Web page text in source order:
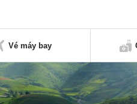
Vé máy bay